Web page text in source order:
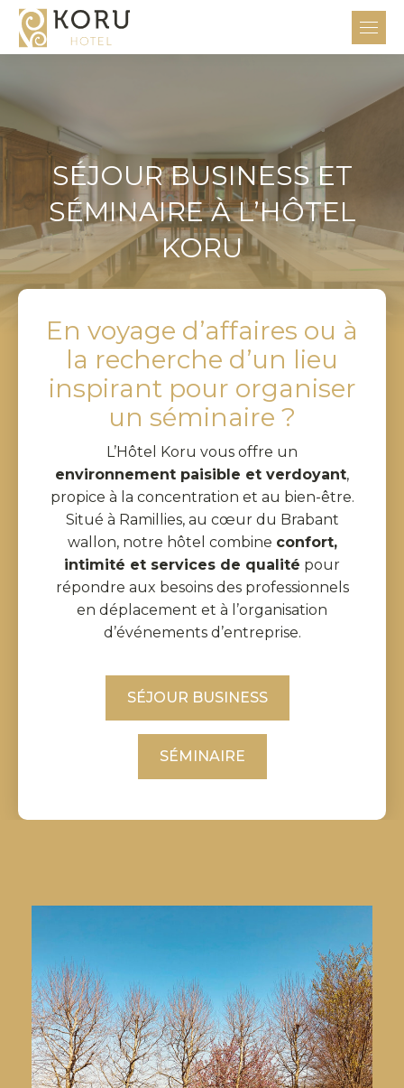
SÉJOUR BUSINESS ET
SÉMINAIRE À L’HÔTEL
KORU
En voyage d’affaires ou à
la recherche d’un lieu
inspirant pour organiser
un séminaire ?
L’Hôtel Koru vous offre un
environnement paisible et verdoyant,
propice à la concentration et au bien-être.
Situé à Ramillies, au cœur du Brabant
wallon, notre hôtel combine confort,
intimité et services de qualité pour
répondre aux besoins des professionnels
en déplacement et à l’organisation
d’événements d’entreprise.
SÉJOUR BUSINESS
SÉMINAIRE